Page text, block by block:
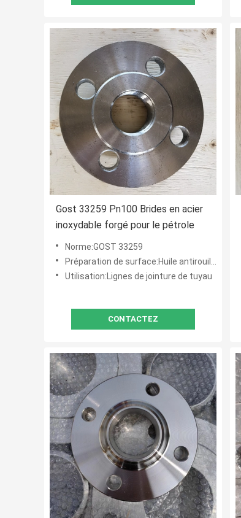
Gost 33259 Pn100 Brides en acier
inoxydable forgé pour le pétrole
Norme:GOST 33259
Préparation de surface:Huile antirouille, peinture noire, peinture jaune, Chaud-plongée galvanisé
Utilisation:Lignes de jointure de tuyau
CONTACTEZ